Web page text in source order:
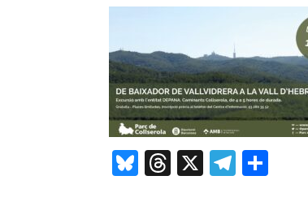
Bl T X T